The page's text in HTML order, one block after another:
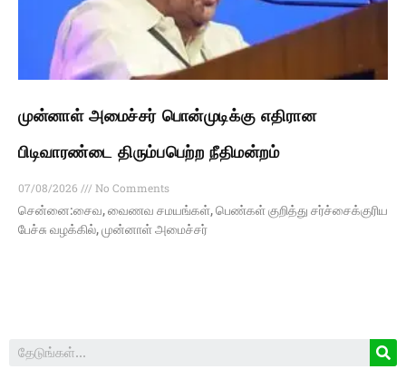
முன்னாள் அமைச்சர் பொன்முடிக்கு எதிரான
பிடிவாரண்டை திரும்பபெற்ற நீதிமன்றம்
07/08/2026
No Comments
சென்னை:சைவ, வைணவ சமயங்கள், பெண்கள் குறித்து சர்ச்சைக்குரிய
பேச்சு வழக்கில், முன்னாள் அமைச்சர்